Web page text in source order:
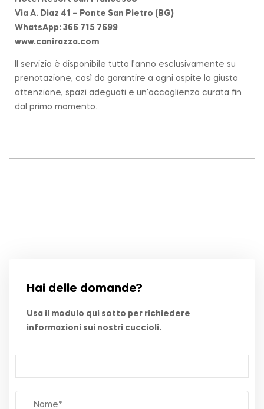
Via A. Diaz 41 – Ponte San Pietro (BG)
WhatsApp: 366 715 7699
www.canirazza.com
Il servizio è disponibile tutto l’anno esclusivamente su
prenotazione, così da garantire a ogni ospite la giusta
attenzione, spazi adeguati e un’accoglienza curata fin
dal primo momento.
Hai delle domande?
Usa il modulo qui sotto per richiedere
informazioni sui nostri cuccioli.